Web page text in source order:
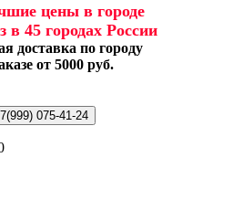
цены в городе
45 городах России
доставка по городу
от 5000 руб.
075-41-24